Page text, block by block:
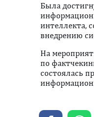
Была
интеллекта,
внедрению
На
по
состоялась